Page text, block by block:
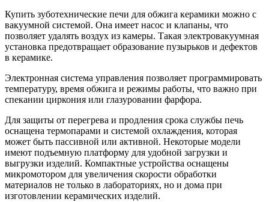
Купить зуботехнические печи для обжига керамики можно с
вакуумной системой. Она имеет насос и клапаны, что
позволяет удалять воздух из камеры. Такая электровакуумная
установка предотвращает образование пузырьков и дефектов
в керамике.
Электронная система управления позволяет программировать
температуру, время обжига и режимы работы, что важно при
спекании циркония или глазуровании фарфора.
Для защиты от перегрева и продления срока службы печь
оснащена термопарами и системой охлаждения, которая
может быть пассивной или активной. Некоторые модели
имеют подъемную платформу для удобной загрузки и
выгрузки изделий. Компактные устройства оснащены
микромотором для увеличения скорости обработки
материалов не только в лабораториях, но и дома при
изготовлении керамических изделий.